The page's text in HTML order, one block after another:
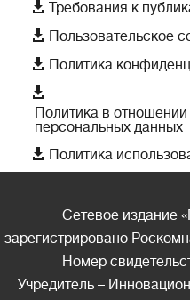
 Требования к
 Пользовательское
 Политика

Политика в
персональных данных
 Политика
Сетевое издание
зарегистрировано
Номер
Учредитель –